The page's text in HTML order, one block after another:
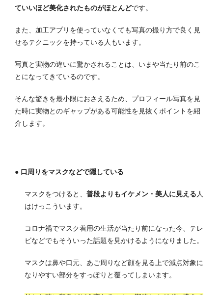
ていいほど美化されたものがほとんどです。
また、加工アプリを使っていなくても写真の撮り方で良く見
せるテクニックを持っている人もいます。
写真と実物の違いに驚かされることは、いまや当たり前のこ
とになってきているのです。
そんな驚きを最小限におさえるため、プロフィール写真を見
た時に実物とのギャップがある可能性を見抜くポイントを紹
介します。
● 口周りをマスクなどで隠している
マスクをつけると、 普段よりもイケメン・美人に見える 人
はけっこういます。
コロナ禍でマスク着用の生活が当たり前になった今、テレ
ビなどでもそういった話題を見かけるようになりました。
マスクは鼻や口元、あご周りなど顔を見る上で減点対象に
なりやすい部分をすっぽりと覆ってしまいます。